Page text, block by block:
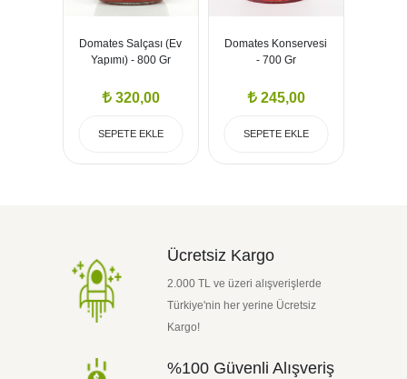
SEPETE EKLE
Domates Salçası (Ev
Yapımı) - 800 Gr
320,00
SEPETE EKLE
Domates Konservesi
- 700 Gr
245,00
Ücretsiz Kargo
2.000 TL ve üzeri alışverişlerde
Türkiye'nin her yerine Ücretsiz
Kargo!
%100 Güvenli Alışveriş